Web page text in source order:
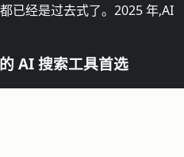
已经是过去式了。2025 年,AI
AI 搜索工具首选